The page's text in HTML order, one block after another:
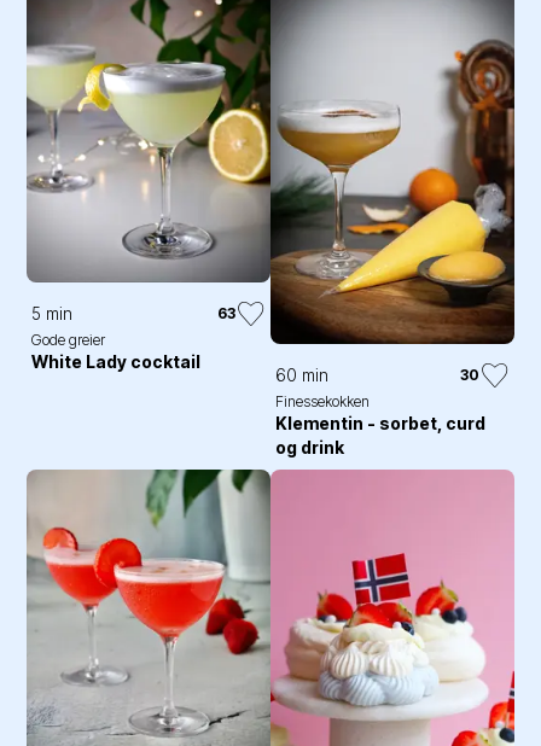
5 min
63
Gode greier
White Lady cocktail
60 min
30
Finessekokken
Klementin - sorbet, curd
og drink